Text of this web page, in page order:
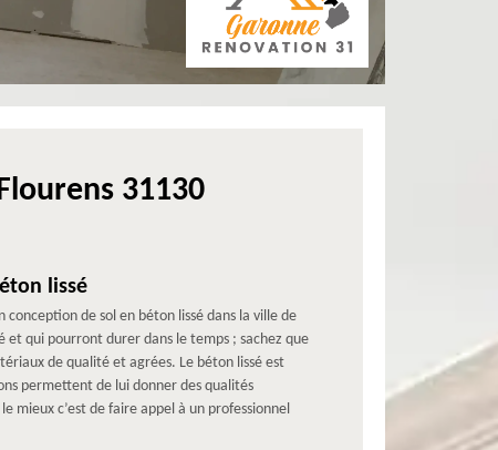
31130
lissé
de sol en béton lissé dans la ville de
et qui pourront durer dans le temps ; sachez que
de qualité et agrées. Le béton lissé est
permettent de lui donner des qualités
mieux c’est de faire appel à un professionnel